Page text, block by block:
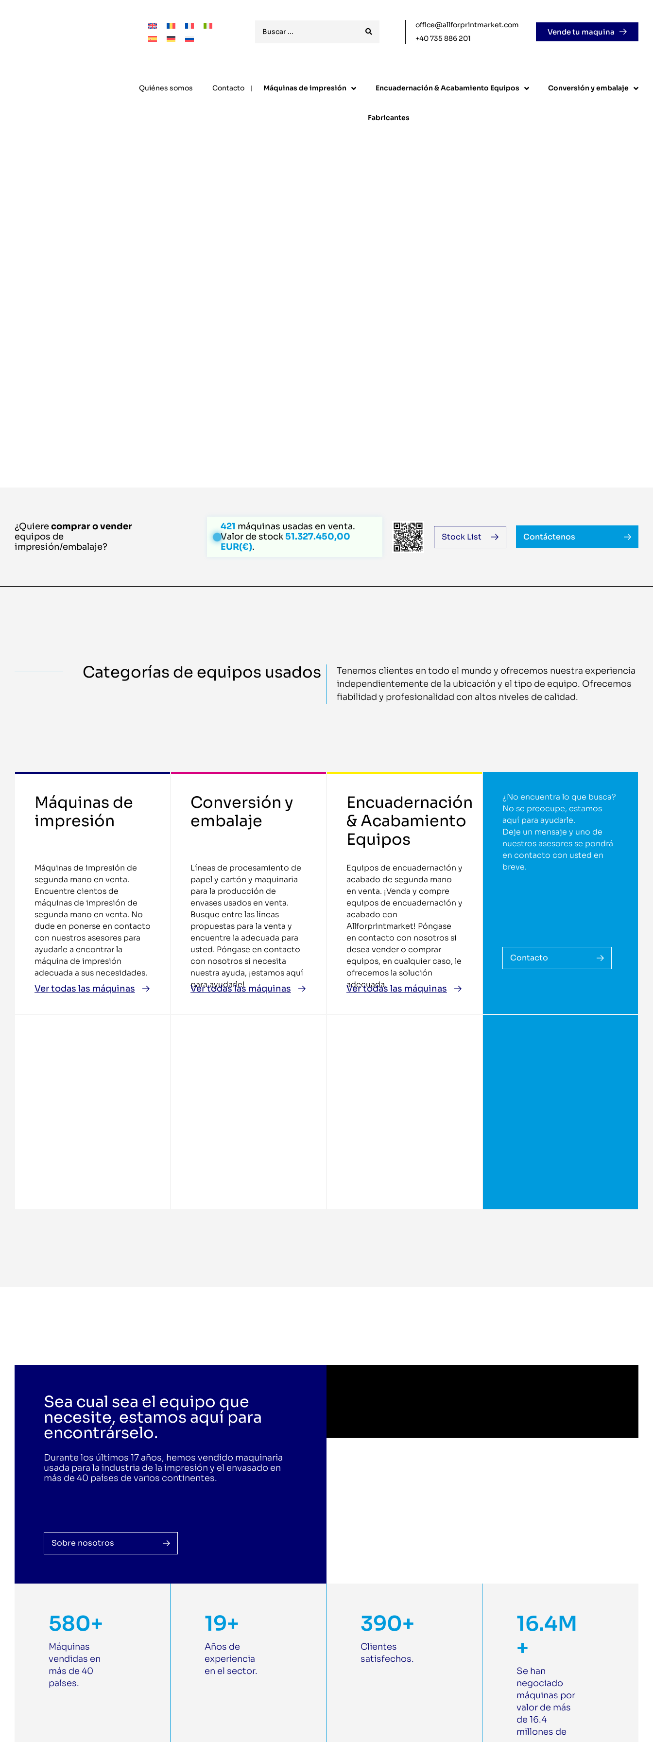
office@allforprintmarket.com
+40 735 886 201
Vende tu maquina
Quiénes somos Contacto Máquinas de impresión Encuadernación & Acabamiento Equipos Conversión y embalaje
Fabricantes
¿Quierecomprar o vender
equipos de
impresión/embalaje?
421 máquinas usadas en venta.
Valor de stock51.327.450,00
EUR(€).
Stock List Contáctenos
Categorías de equipos usados
Tenemos clientes en todo el mundo y ofrecemos nuestra experiencia
independientemente de la ubicación y el tipo de equipo. Ofrecemos
fiabilidad y profesionalidad con altos niveles de calidad.
Máquinas de
impresión
Máquinas de impresión de
segunda mano en venta.
Encuentre cientos de
máquinas de impresión de
segunda mano en venta. No
dude en ponerse en contacto
con nuestros asesores para
ayudarle a encontrar la
máquina de impresión
adecuada a sus necesidades.
Ver todas las máquinas
Conversión y
embalaje
Líneas de procesamiento de
papel y cartón y maquinaria
para la producción de
envases usados en venta.
Busque entre las líneas
propuestas para la venta y
encuentre la adecuada para
usted. Póngase en contacto
con nosotros si necesita
nuestra ayuda, ¡estamos aquí
para ayudarle!
Ver todas las máquinas
Encuadernación
& Acabamiento
Equipos
Equipos de encuadernación y
acabado de segunda mano
en venta. ¡Venda y compre
equipos de encuadernación y
acabado con
Allforprintmarket! Póngase
en contacto con nosotros si
desea vender o comprar
equipos, en cualquier caso, le
ofrecemos la solución
adecuada.
Ver todas las máquinas
¿No encuentra lo que busca?
No se preocupe, estamos
aquí para ayudarle.
Deje un mensaje y uno de
nuestros asesores se pondrá
en contacto con usted en
breve.
Contacto
Sea cual sea el equipo que
necesite, estamos aquí para
encontrárselo.
Durante los últimos 17 años, hemos vendido maquinaria
usada para la industria de la impresión y el envasado en
más de 40 países de varios continentes.
Sobre nosotros
580+
Máquinas
vendidas en
más de 40
países.
19+
Años de
experiencia
en el sector.
390+
Clientes
satisfechos.
16.4M
+
Se han
negociado
máquinas por
valor de más
de 16.4
millones de